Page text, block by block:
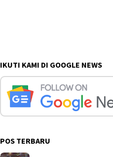
IKUTI KAMI DI GOOGLE NEWS
POS TERBARU